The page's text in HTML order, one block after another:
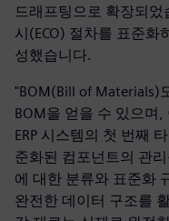
드래프팅으로 확장되었
시(ECO) 절차를 표준
성했습니다.
"BOM(Bill of Materials)
BOM을 얻을 수 있으며
ERP 시스템의 첫 번째
준화된 컴포넌트의 관
에 대한 분류와 표준화
완전한 데이터 구조를